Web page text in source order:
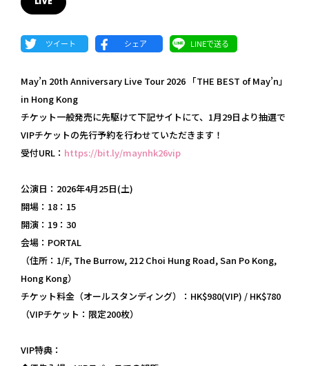
May’n 20th Anniversary Live Tour 2026 「THE BEST of May’n」
in Hong Kong
チケット一般発売に先駆けて下記サイトにて、1月29日より抽選で
VIPチケットの先行予約を行わせていただきます！
受付URL： https://bit.ly/maynhk26vip
公演日：2026年4月25日(土)
開場：18：15
開演：19：30
会場：PORTAL
（住所：1/F, The Burrow, 212 Choi Hung Road, San Po Kong,
Hong Kong）
チケット料金（オールスタンディング）：HK$980(VIP) / HK$780
（VIPチケット：限定200枚）
VIP特典：